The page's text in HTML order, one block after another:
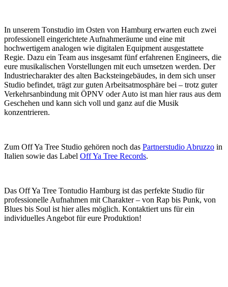
In unserem Tonstudio im Osten von Hamburg erwarten euch zwei
professionell eingerichtete Aufnahmeräume und eine mit
hochwertigem analogen wie digitalen Equipment ausgestattete
Regie. Dazu ein Team aus insgesamt fünf erfahrenen Engineers, die
eure musikalischen Vorstellungen mit euch umsetzen werden. Der
Industriecharakter des alten Backsteingebäudes, in dem sich unser
Studio befindet, trägt zur guten Arbeitsatmosphäre bei – trotz guter
Verkehrsanbindung mit ÖPNV oder Auto ist man hier raus aus dem
Geschehen und kann sich voll und ganz auf die Musik
konzentrieren.
Zum Off Ya Tree Studio gehören noch das Partnerstudio Abruzzo in
Italien sowie das Label Off Ya Tree Records.
Das Off Ya Tree Tontudio Hamburg ist das perfekte Studio für
professionelle Aufnahmen mit Charakter – von Rap bis Punk, von
Blues bis Soul ist hier alles möglich. Kontaktiert uns für ein
individuelles Angebot für eure Produktion!